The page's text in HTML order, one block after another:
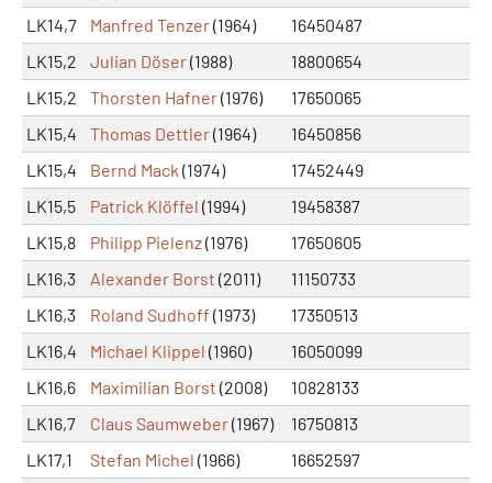
LK14,7 Manfred Tenzer(1964)
16450487
LK15,2
Julian Döser(1988)
18800654
LK15,2
Thorsten Hafner(1976)
17650065
LK15,4
Thomas Dettler(1964)
16450856
LK15,4
Bernd Mack (1974)
17452449
LK15,5
Patrick Klöffel (1994)
19458387
LK15,8
Philipp Pielenz(1976)
17650605
LK16,3
Alexander Borst (2011)
11150733
LK16,3
Roland Sudhoff (1973)
17350513
LK16,4
Michael Klippel (1960)
16050099
LK16,6
Maximilian Borst (2008)
10828133
LK16,7
Claus Saumweber(1967)
16750813
LK17,1
Stefan Michel (1966)
16652597